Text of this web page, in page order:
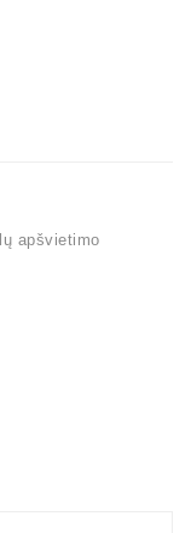
apšvietimo